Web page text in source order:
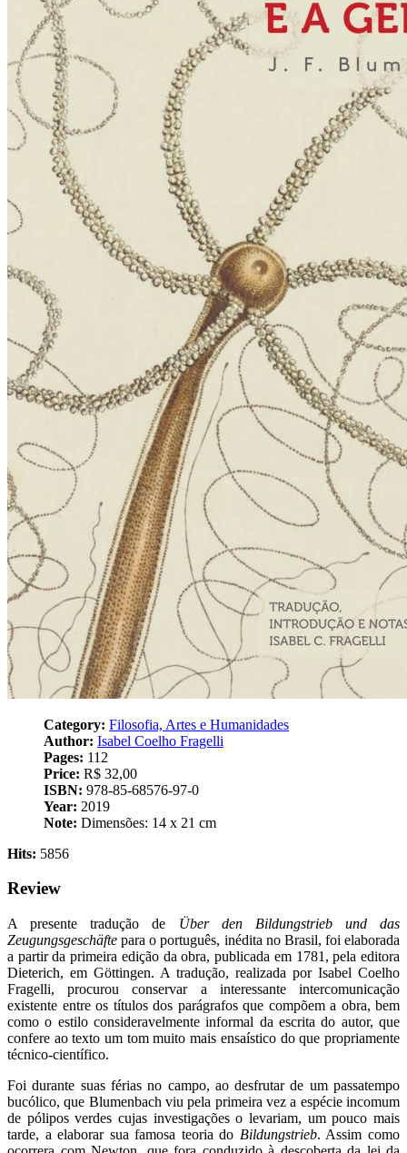
Category: Filosofia, Artes e Humanidades
Author: Isabel Coelho Fragelli
Pages: 112
Price: R$ 32,00
ISBN: 978-85-68576-97-0
Year: 2019
Note: Dimensões: ‎14 x 21 cm
Hits: 5856
Review
A presente tradução de Über den Bildungstrieb und das
Zeugungsgeschäftepara o português, inédita no Brasil, foi elaborada
a partir da primeira edição da obra, publicada em 1781, pela editora
Dieterich, em Göttingen. A tradução, realizada por Isabel Coelho
Fragelli, procurou conservar a interessante intercomunicação
existente entre os títulos dos parágrafos que compõem a obra, bem
como o estilo consideravelmente informal da escrita do autor, que
confere ao texto um tom muito mais ensaístico do que propriamente
técnico-científico.
Foi durante suas férias no campo, ao desfrutar de um passatempo
bucólico, que Blumenbach viu pela primeira vez a espécie incomum
de pólipos verdes cujas investigações o levariam, um pouco mais
tarde, a elaborar sua famosa teoria do Bildungstrieb. Assim como